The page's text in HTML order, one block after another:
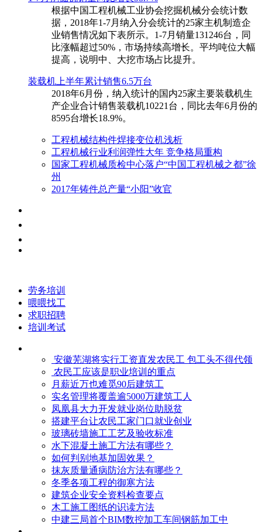
根据中国工程机械工业协会挖掘机械分会统计数
据，2018年1-7月纳入分会统计的25家主机制造企
业销售情况如下表所示。1-7月销量131246台，同
比涨幅超过50%，市场持续高增长。平均吨位大幅
提高，说明中、大挖市场占比提升。
装载机上半年累计销售6.5万台
​2018年6月份，纳入统计的国内25家主要装载机生
产企业合计销售装载机10221台，同比去年6月份的
8595台增长18.9%。
工程机械结构件焊接变位机浅析
工程机械行业利润弹性大年 竞争格局重构
国家工程机械质检中心落户“中国工程机械之都”徐
州
2017年铸件总产量“小阳”收官
劳务培训
喂喂找工
求职招聘
培训考试
安徽芜湖将实行工资直发农民工 包工头不得代领
农民工应该是职业培训的重点
月薪近万也难觅90后建筑工
实名管理将覆盖逾5000万建筑工人
凤凰县大力开发就业岗位助脱贫
搭建平台让农民工家门口就业创业
玻璃砖墙施工工艺及验收标准
水下混凝土施工方法有哪些？
如何判别地基加固效果？
抹灰质量通病防治方法有哪些？
冬季各项工程的御寒​方法
建筑企业安全资料检查要点
木工施工图纸的识读方法
中建三局首个BIM数控加工车间钢筋加工中